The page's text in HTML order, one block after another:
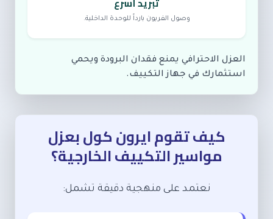
وصول الفريون بارداً للوحدة الداخلية.
العزل الاحترافي يمنع فقدان البرودة ويحمي
استثمارك في جهاز التكييف.
كيف تقوم ايرون كول بعزل
مواسير التكييف الخارجية؟
نعتمد على منهجية دقيقة تشمل: